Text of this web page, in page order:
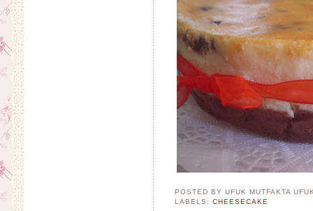
POSTED BY UFUK MUTFAKTA
LABELS:CHEESECAKE